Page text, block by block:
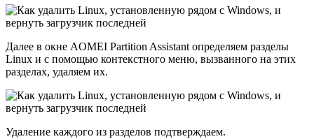
Далее в окне AOMEI Partition Assistant определяем разделы
Linux и с помощью контекстного меню, вызванного на этих
разделах, удаляем их.
Удаление каждого из разделов подтверждаем.